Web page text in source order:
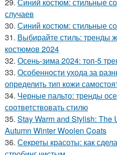
29. Синий костюм: стильные
случаев
30. Синий костюм: стильные
31. Выбирайте стиль: тренды
костюмов 2024
32. Осень-зима 2024: топ-5
33. Особенности ухода за
определить тип кожи
34. Черные пальто: тренды
соответствовать стилю
35. Stay Warm and Stylish: The
Autumn Winter Woolen Coats
36. Секреты красоты: как